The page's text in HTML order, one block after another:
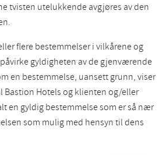
tvisten utelukkende avgjøres av den
flere bestemmelser i vilkårene og
gyldigheten av de gjenværende
en bestemmelse, uansett grunn, viser
Bastion Hotels og klienten og/eller
en gyldig bestemmelse som er så nær
som mulig med hensyn til dens